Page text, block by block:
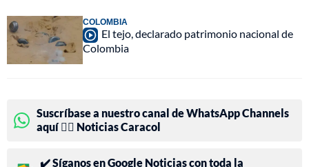
COLOMBIA
El tejo, declarado patrimonio nacional de
Colombia
Suscríbase a nuestro canal de WhatsApp Channels
aquí 👉🏻 Noticias Caracol
✔️ Síganos en Google Noticias con toda la